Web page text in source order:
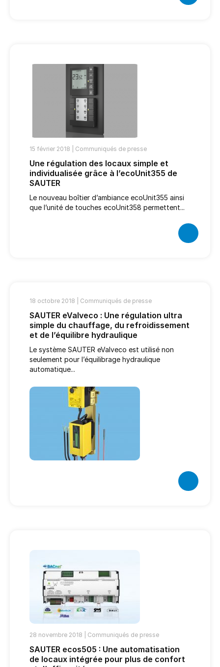
15 février 2018 | Communiqués de presse
Une régulation des locaux simple et
individualisée grâce à l’ecoUnit355 de
SAUTER
Le nouveau boîtier d’ambiance ecoUnit355 ainsi
que l’unité de touches ecoUnit358 permettent...
18 octobre 2018 | Communiqués de presse
SAUTER eValveco : Une régulation ultra
simple du chauffage, du refroidissement
et de l’équilibre hydraulique
Le système SAUTER eValveco est utilisé non
seulement pour l’équilibrage hydraulique
automatique...
28 novembre 2018 | Communiqués de presse
SAUTER ecos505 : Une automatisation
de locaux intégrée pour plus de confort